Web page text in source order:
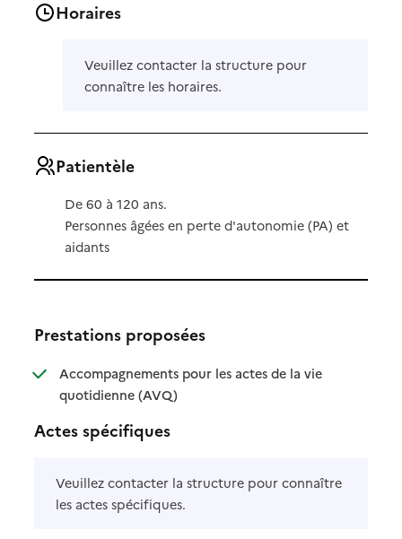
Horaires
Veuillez contacter la structure pour
connaître les horaires.
Patientèle
De 60 à 120 ans.
Personnes âgées en perte d'autonomie (PA) et
aidants
Prestations proposées
Accompagnements pour les actes de la vie
quotidienne (AVQ): disponible
: non disponible
Actes spécifiques
Veuillez contacter la structure pour connaître
les actes spécifiques.